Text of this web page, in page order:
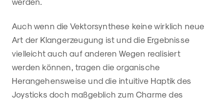
Auch wenn die Vektorsynthese keine wirklich neue
Art der Klangerzeugung ist und die Ergebnisse
vielleicht auch auf anderen Wegen realisiert
werden können, tragen die organische
Herangehensweise und die intuitive Haptik des
Joysticks doch maßgeblich zum Charme des